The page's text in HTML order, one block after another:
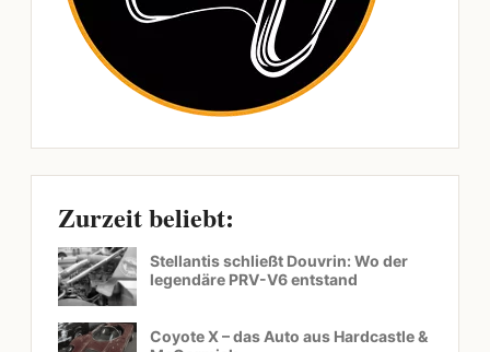
Zurzeit beliebt:
Stellantis schließt Douvrin: Wo der
legendäre PRV-V6 entstand
Coyote X – das Auto aus Hardcastle &